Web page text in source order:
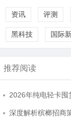
资讯 评测
黑科技 国际
推荐阅读